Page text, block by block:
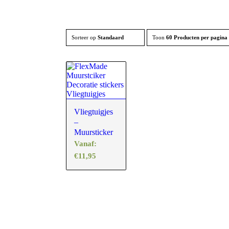
Sorteer op Standaard Toon 60 Producten per pagina
Vliegtuigjes
–
Muursticker
Vanaf:
€11,95